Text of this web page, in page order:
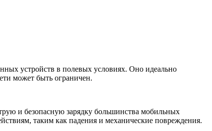
устройств в полевых условиях. Оно идеально
может быть ограничен.
и безопасную зарядку большинства мобильных
таким как падения и механические повреждения.